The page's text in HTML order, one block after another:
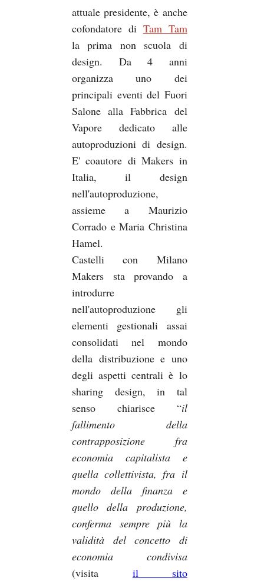
attuale presidente, è anche
cofondatore di Tam Tam
la prima non scuola di
design. Da 4 anni
organizza uno dei
principali eventi del Fuori
Salone alla Fabbrica del
Vapore dedicato alle
autoproduzioni di design.
E' coautore di Makers in
Italia, il design
nell'autoproduzione,
assieme a Maurizio
Corrado e Maria Christina
Hamel.
Castelli con Milano
Makers sta provando a
introdurre
nell'autoproduzione gli
elementi gestionali assai
consolidati nel mondo
della distribuzione e uno
degli aspetti centrali è lo
sharing design, in tal
senso chiarisce “il
fallimento della
contrapposizione fra
economia capitalista e
quella collettivista, fra il
mondo della finanza e
quello della produzione,
conferma sempre più la
validità del concetto di
economia condivisa
(visita il sito